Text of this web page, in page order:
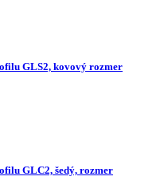
GLS2, kovový rozmer
GLC2, šedý, rozmer